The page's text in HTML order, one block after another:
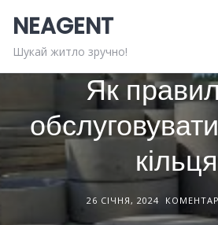
content
NEAGENT
Шукай житло зручно!БУДІВЕЛЬНІ МАТЕРІАЛИ
Як
кільця
26 СІЧНЯ, 2024